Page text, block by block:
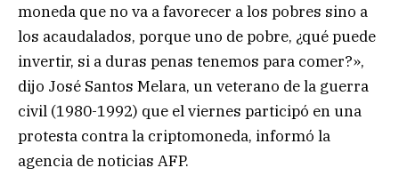
moneda que no va a favorecer a los pobres sino a
los acaudalados, porque uno de pobre, ¿qué puede
invertir, si a duras penas tenemos para comer?»,
dijo José Santos Melara, un veterano de la guerra
civil (1980-1992) que el viernes participó en una
protesta contra la criptomoneda, informó la
agencia de noticias AFP.